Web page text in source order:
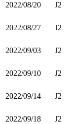
2022/08/20 J2
2022/08/27 J2
2022/09/03 J2
2022/09/10 J2
2022/09/14 J2
2022/09/18 J2